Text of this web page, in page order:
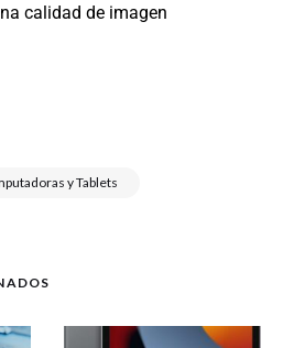
calidad de imagen
y Tablets